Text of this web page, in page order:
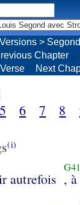
>
Chapter
Next
5 6 7 8
(i)
autrefois ,